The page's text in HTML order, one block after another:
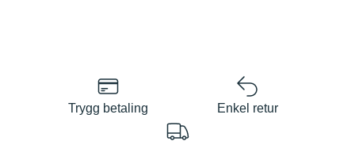
Trygg betaling Enkel retur